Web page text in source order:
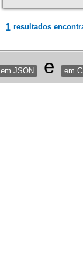
1 resultados
em JSON e em